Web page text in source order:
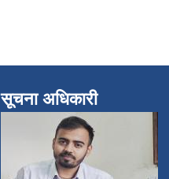
सूचना अधिकारी